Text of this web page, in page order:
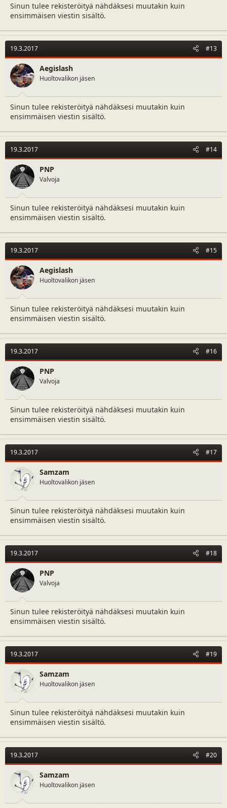
Sinun tulee rekisteröityä nähdäksesi muutakin kuin
ensimmäisen viestin sisältö.
19.3.2017 #13
Aegislash
Huoltovalikon jäsen
Sinun tulee rekisteröityä nähdäksesi muutakin kuin
ensimmäisen viestin sisältö.
19.3.2017 #14
PNP
Valvoja
Sinun tulee rekisteröityä nähdäksesi muutakin kuin
ensimmäisen viestin sisältö.
19.3.2017 #15
Aegislash
Huoltovalikon jäsen
Sinun tulee rekisteröityä nähdäksesi muutakin kuin
ensimmäisen viestin sisältö.
19.3.2017 #16
PNP
Valvoja
Sinun tulee rekisteröityä nähdäksesi muutakin kuin
ensimmäisen viestin sisältö.
19.3.2017 #17
Samzam
Huoltovalikon jäsen
Sinun tulee rekisteröityä nähdäksesi muutakin kuin
ensimmäisen viestin sisältö.
19.3.2017 #18
PNP
Valvoja
Sinun tulee rekisteröityä nähdäksesi muutakin kuin
ensimmäisen viestin sisältö.
19.3.2017 #19
Samzam
Huoltovalikon jäsen
Sinun tulee rekisteröityä nähdäksesi muutakin kuin
ensimmäisen viestin sisältö.
19.3.2017 #20
Samzam
Huoltovalikon jäsen